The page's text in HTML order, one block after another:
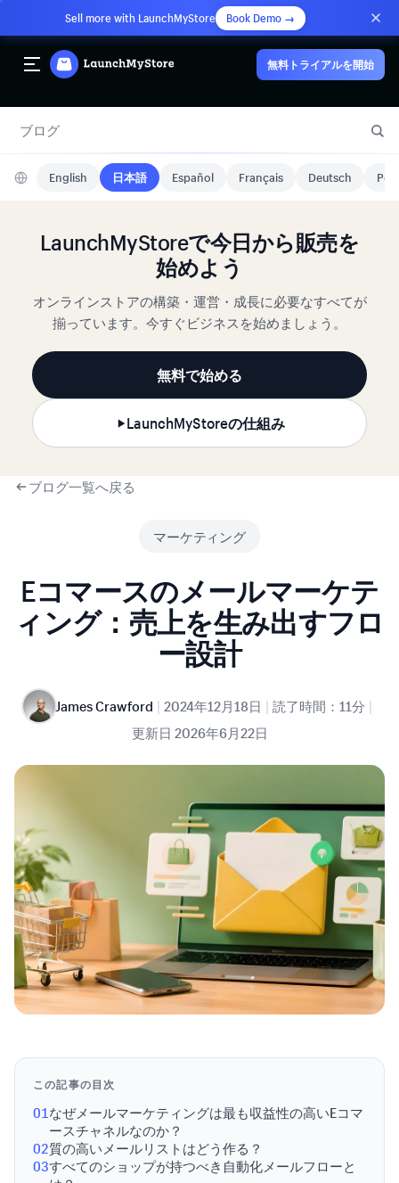
Sell more with LaunchMyStore Book Demo →
無料トライアルを開始
ブログ
English 日本語 Español Français Deutsch
LaunchMyStoreで今日から販売を
始めよう
オンラインストアの構築・運営・成長に必要なすべてが
揃っています。今すぐビジネスを始めましょう。
無料で始める
LaunchMyStoreの仕組み
ブログ一覧へ戻る
マーケティング
Eコマースのメールマーケテ
ィング：売上を生み出すフロ
ー設計
James Crawford | 2024年12月18日 | 読了時間：11分 |
更新日 2026年6月22日
この記事の目次
01なぜメールマーケティングは最も収益性の高いEコマ
ースチャネルなのか？
02質の高いメールリストはどう作る？
03すべてのショップが持つべき自動化メールフローと